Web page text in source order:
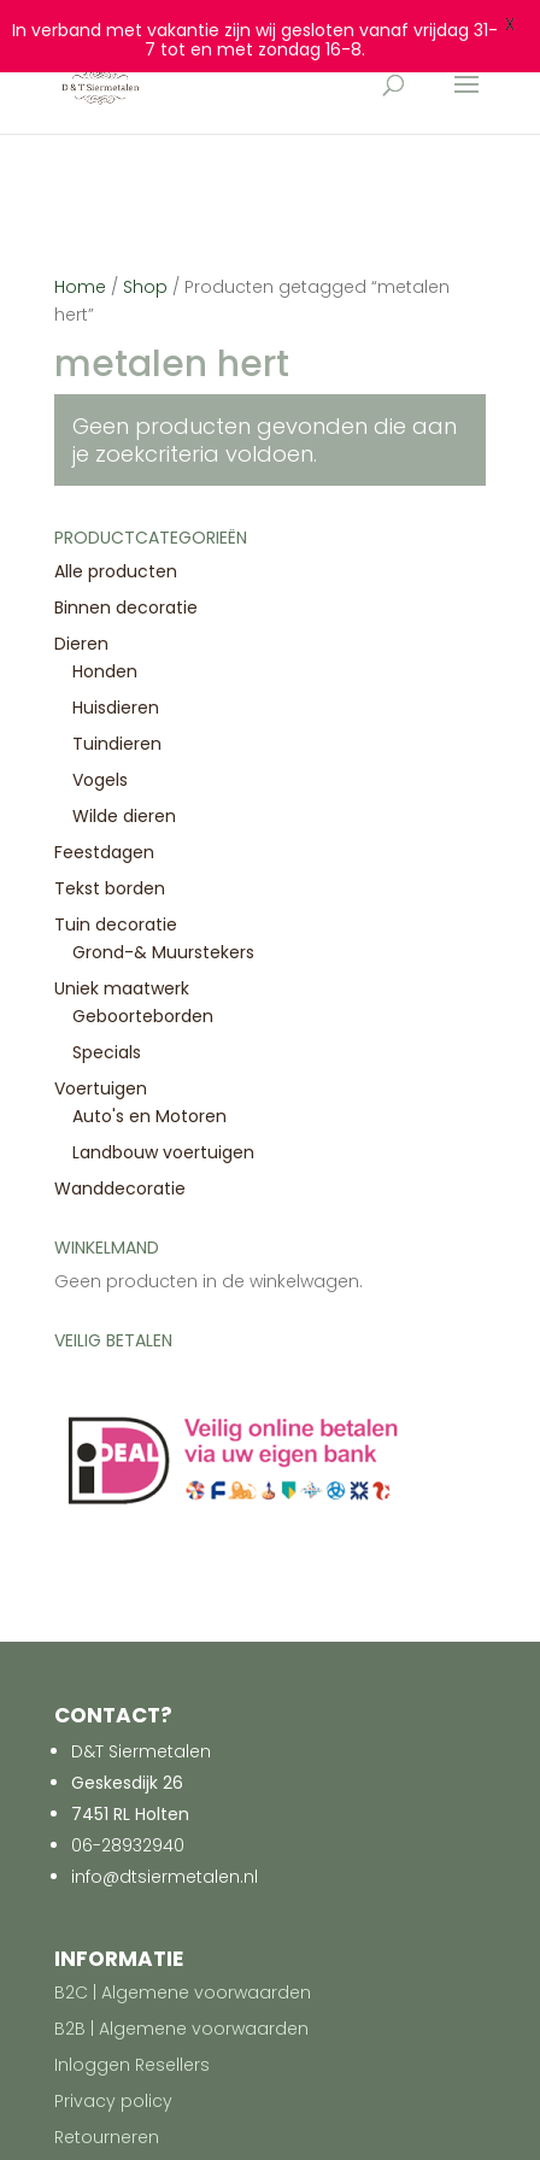
0628932940 info@dtsiermetalen.nl
Home / Shop / Producten getagged “metalen
hert”
metalen hert
Geen producten gevonden die aan
je zoekcriteria voldoen.
PRODUCTCATEGORIEËN
Alle producten
Binnen decoratie
Dieren
Honden
Huisdieren
Tuindieren
Vogels
Wilde dieren
Feestdagen
Tekst borden
Tuin decoratie
Grond-& Muurstekers
Uniek maatwerk
Geboorteborden
Specials
Voertuigen
Auto's en Motoren
Landbouw voertuigen
Wanddecoratie
WINKELMAND
Geen producten in de winkelwagen.
VEILIG BETALEN
CONTACT?
D&T Siermetalen
Geskesdijk 26
7451 RL Holten
06-28932940
info@dtsiermetalen.nl
INFORMATIE
B2C | Algemene voorwaarden
B2B | Algemene voorwaarden
Inloggen Resellers
Privacy policy
Retourneren
In verband met vakantie zijn wij gesloten vanaf vrijdag 31-
7 tot en met zondag 16-8.
X